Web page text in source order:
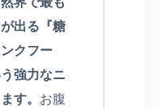
出る『糖
クフー
強力なニ
す。 お腹